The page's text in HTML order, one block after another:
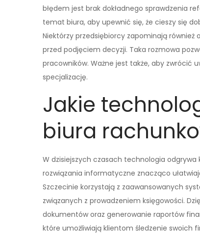
błędem jest brak dokładnego sprawdzenia
temat biura, aby upewnić się, że cieszy się
Niektórzy przedsiębiorcy zapominają
przed podjęciem decyzji. Taka rozmowa
pracowników. Ważne jest także, aby zwrócić
specjalizację.
Jakie
biura
W dzisiejszych czasach technologia odgrywa
rozwiązania informatyczne znacząco
Szczecinie korzystają z zaawansowanych
związanych z prowadzeniem księgowości.
dokumentów oraz generowanie raportów
które umożliwiają klientom śledzenie swoich